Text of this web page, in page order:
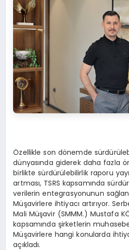
Özellikle son dönemde
dünyasında giderek daha fazla
birlikte sürdürülebilirlik raporu
artması, TSRS kapsamında
verilerin entegrasyonunun
Müşavirlere ihtiyacı artırıyor.
Mali Müşavir (SMMM.) Mustafa
kapsamında şirketlerin
Müşavirlere hangi konularda
açıkladı.